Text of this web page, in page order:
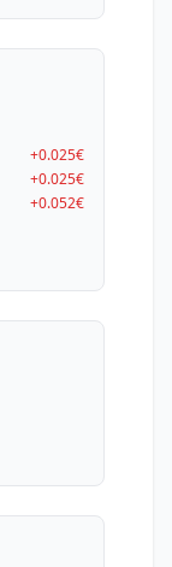
+0.025€
+0.025€
+0.052€